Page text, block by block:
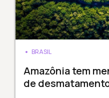
BRASIL
Amazônia tem
de